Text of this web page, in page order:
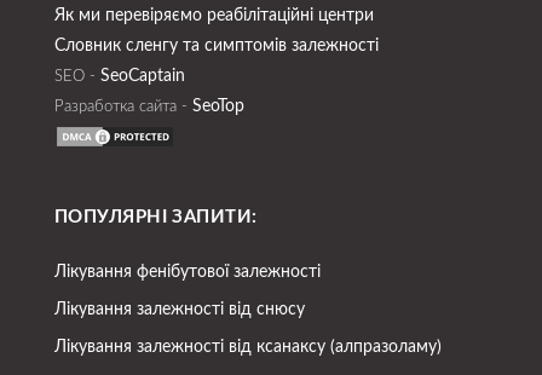
Як ми перевіряємо реабілітаційні центри
Словник сленгу та симптомів залежності
SEO - SeoСaptain
Разработка сайта - SeoTop
ПОПУЛЯРНІ ЗАПИТИ:
Лікування фенібутової залежності
Лікування залежності від снюсу
Лікування залежності від ксанаксу (алпразоламу)